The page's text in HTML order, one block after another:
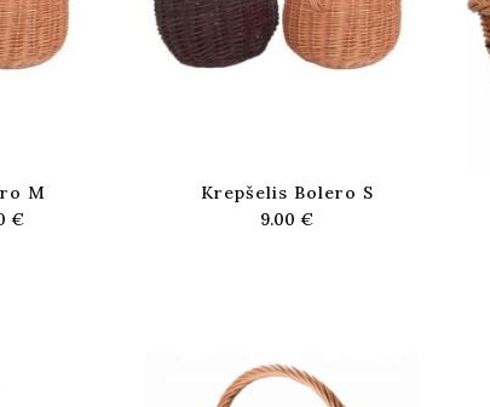
M
€
Krepšelis Bolero S
9.00€